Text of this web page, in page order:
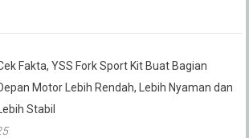
Fakta, YSS Fork Sport Kit Buat Bagian
Motor Lebih Rendah, Lebih Nyaman dan
Lebih Stabil